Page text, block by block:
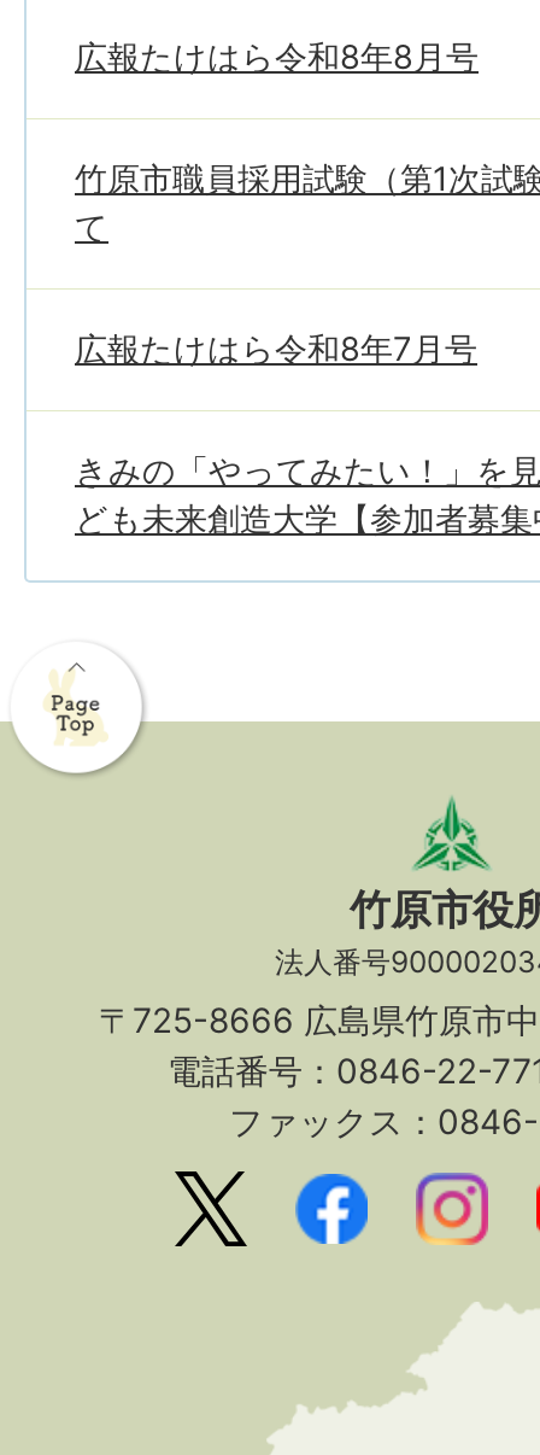
広報たけはら令和8年8月号
竹原市職員採用試験（第1次試
て
広報たけはら令和8年7月号
きみの「やってみたい！」を
ども未来創造大学【参加者募
竹原市役
法人番号
〒725-8666 広島県竹原市
電話番号：0846-22-
ファックス：